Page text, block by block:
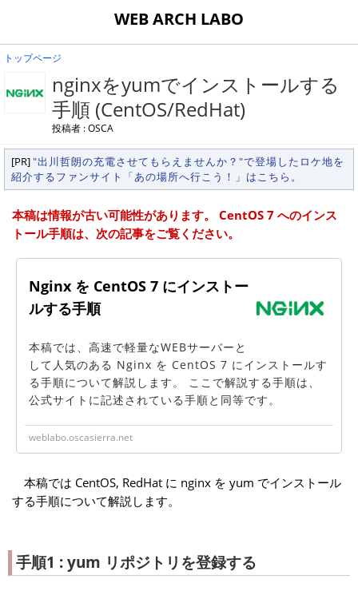
WEB ARCH LABO
トップページ
nginxをyumでインストールする
手順 (CentOS/RedHat)
投稿者 : OSCA
[PR]"出川哲朗の充電させてもらえませんか？"で登場したロケ地を
紹介するファンサイト「あの場所へ行こう！」はこちら。
本稿は情報が古い可能性があります。 CentOS 7 へのインス
トール手順は、次の記事をご覧ください。
Nginx を CentOS 7 にインストー
ルする手順
本稿では、高速で軽量なWEBサーバーと
して人気のある Nginx を CentOS 7 にインストールす
る手順について解説します。 ここで解説する手順は、
公式サイトに記述されている手順と同等です。
weblabo.oscasierra.net
本稿では CentOS, RedHat に nginx を yum でインストール
する手順について解説します。
手順1 : yum リポジトリを登録する